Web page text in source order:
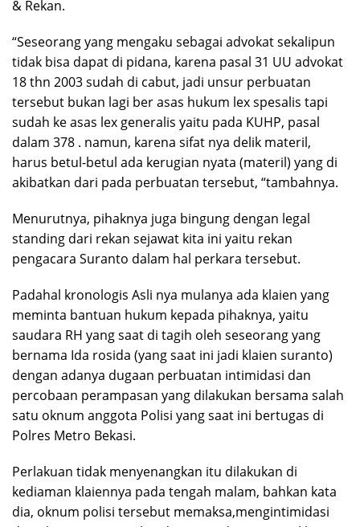
& Rekan.
“Seseorang yang mengaku sebagai advokat sekalipun
tidak bisa dapat di pidana, karena pasal 31 UU advokat
18 thn 2003 sudah di cabut, jadi unsur perbuatan
tersebut bukan lagi ber asas hukum lex spesalis tapi
sudah ke asas lex generalis yaitu pada KUHP, pasal
dalam 378 . namun, karena sifat nya delik materil,
harus betul-betul ada kerugian nyata (materil) yang di
akibatkan dari pada perbuatan tersebut, “tambahnya.
Menurutnya, pihaknya juga bingung dengan legal
standing dari rekan sejawat kita ini yaitu rekan
pengacara Suranto dalam hal perkara tersebut.
Padahal kronologis Asli nya mulanya ada klaien yang
meminta bantuan hukum kepada pihaknya, yaitu
saudara RH yang saat di tagih oleh seseorang yang
bernama Ida rosida (yang saat ini jadi klaien suranto)
dengan adanya dugaan perbuatan intimidasi dan
percobaan perampasan yang dilakukan bersama salah
satu oknum anggota Polisi yang saat ini bertugas di
Polres Metro Bekasi.
Perlakuan tidak menyenangkan itu dilakukan di
kediaman klaiennya pada tengah malam, bahkan kata
dia, oknum polisi tersebut memaksa,mengintimidasi